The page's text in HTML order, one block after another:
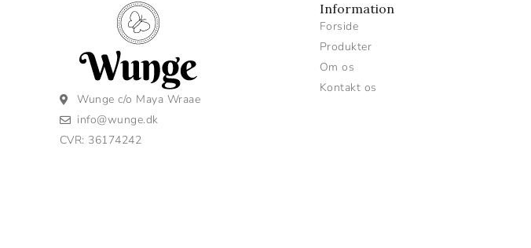
Wunge c/o Maya Wraae
info@wunge.dk
CVR: 36174242
Information
Forside
Produkter
Om os
Kontakt os